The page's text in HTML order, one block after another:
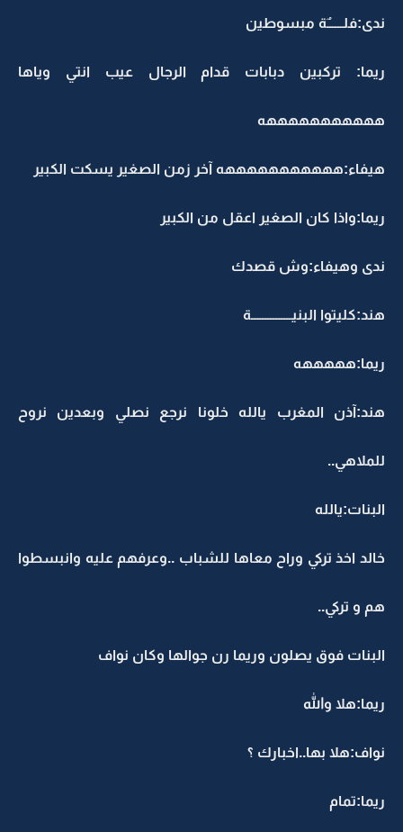
ندى:فلــــــٌة مبسوطين
ريما: تركبين دبابات قدام الرجال عيب انتي وياها
هههههههههههه
هيفاء:هههههههههههه آخر زمن الصغير يسكت الكبير
ريما:واذا كان الصغير اعقل من الكبير
ندى وهيفاء:وش قصدك
هند:كليتوا البنيـــــــــــــــة
ريما:هههههه
هند:آذن المغرب يالله خلونا نرجع نصلي وبعدين نروح
للملاهي..
البنات:يالله
خالد اخذ تركي وراح معاها للشباب ..وعرفهم عليه وانبسطوا
هم و تركي..
البنات فوق يصلون وريما رن جوالها وكان نواف
ريما:هلا والله
نواف:هلا بها..اخبارك ؟
ريما:تمام